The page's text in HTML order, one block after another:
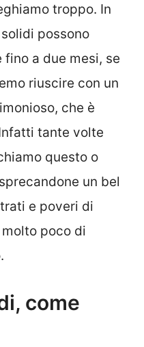
troppo. In
possono
a due mesi, se
riuscire con un
che è
tante volte
questo o
un bel
e poveri di
poco di
come